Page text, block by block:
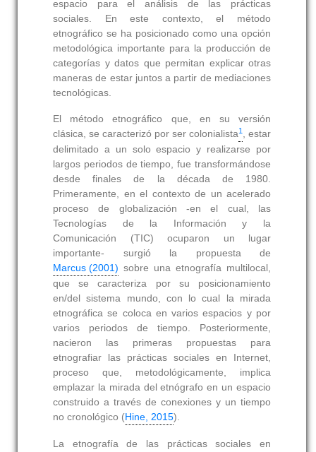
espacio para el análisis de las prácticas
sociales. En este contexto, el método
etnográfico se ha posicionado como una opción
metodológica importante para la producción de
categorías y datos que permitan explicar otras
maneras de estar juntos a partir de mediaciones
tecnológicas.
El método etnográfico que, en su versión
clásica, se caracterizó por ser colonialista1
, estar
delimitado a un solo espacio y realizarse por
largos periodos de tiempo, fue transformándose
desde finales de la década de 1980.
Primeramente, en el contexto de un acelerado
proceso de globalización -en el cual, las
Tecnologías de la Información y la
Comunicación (TIC) ocuparon un lugar
importante- surgió la propuesta de
Marcus (2001) sobre una etnografía multilocal,
que se caracteriza por su posicionamiento
en/del sistema mundo, con lo cual la mirada
etnográfica se coloca en varios espacios y por
varios periodos de tiempo. Posteriormente,
nacieron las primeras propuestas para
etnografiar las prácticas sociales en Internet,
proceso que, metodológicamente, implica
emplazar la mirada del etnógrafo en un espacio
construido a través de conexiones y un tiempo
no cronológico (Hine, 2015).
La etnografía de las prácticas sociales en